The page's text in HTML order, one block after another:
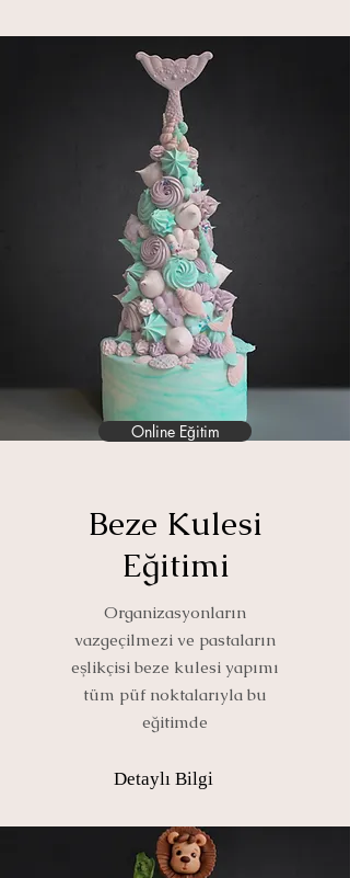
Online Eğitim
Beze Kulesi
Eğitimi
Organizasyonların
vazgeçilmezi ve pastaların
eşlikçisi beze kulesi yapımı
tüm püf noktalarıyla bu
eğitimde
Detaylı Bilgi